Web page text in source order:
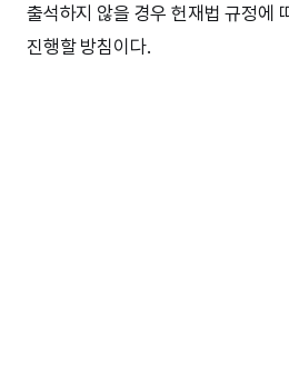
출석하지 않을 경우 헌재법 규정에
진행할 방침이다.